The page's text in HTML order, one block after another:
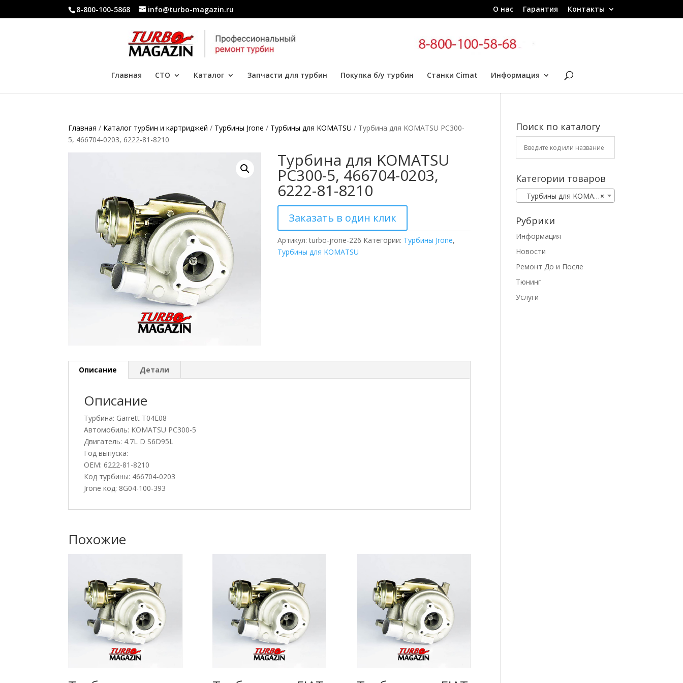
8-800-100-5868 info@turbo-magazin.ru О нас Гарантия Контакты
Главная СТО Каталог Запчасти для турбин Покупка б/у турбин Станки Cimat Информация
Главная / Каталог турбин и картриджей / Турбины Jrone / Турбины для KOMATSU / Турбина для KOMATSU PC300-
5, 466704-0203, 6222-81-8210
Турбина для KOMATSU
PC300-5, 466704-0203,
6222-81-8210
Заказать в один клик
Артикул:turbo-jrone-226 Категории: Турбины Jrone,
Турбины для KOMATSU
Описание Детали
Описание
Турбина: Garrett T04E08
Автомобиль: KOMATSU PC300-5
Двигатель: 4.7L D S6D95L
Год выпуска:
OEM: 6222-81-8210
Код турбины: 466704-0203
Jrone код: 8G04-100-393
Похожие
Поиск по каталогу
Категории товаров
×
Турбины для KOMATSU
Рубрики
Информация
Новости
Ремонт До и После
Тюнинг
Услуги